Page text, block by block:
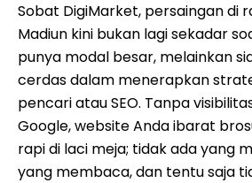
Sobat DigiMarket, persaingan di
Madiun kini bukan lagi sekadar
punya modal besar, melainkan
cerdas dalam menerapkan
pencari atau SEO. Tanpa
Google, website Anda ibarat
rapi di laci meja; tidak ada yang
yang membaca, dan tentu saja